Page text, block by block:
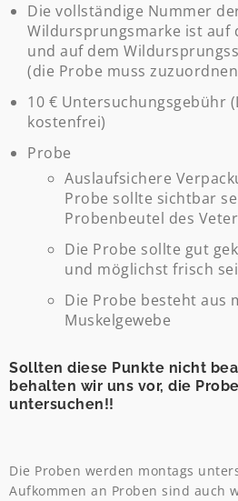
Die vollständige Nummer
Wildursprungsmarke ist auf
und auf dem
(die Probe muss
10 € Untersuchungsgebühr
kostenfrei)
Probe
Auslaufsichere
Probe sollte sichtbar
Probenbeutel des
Die Probe sollte gut
und möglichst frisch
Die Probe besteht aus
Muskelgewebe
Sollten diese Punkte nicht
behalten wir uns vor, die
untersuchen!!
Die Proben werden montags
Aufkommen an Proben sind auch